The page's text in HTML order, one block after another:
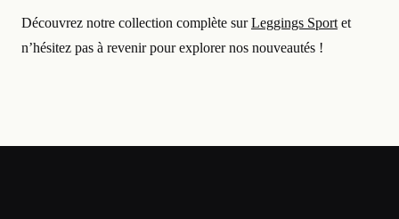
Découvrez notre collection complète surLeggings Sport et
n’hésitez pas à revenir pour explorer nos nouveautés !